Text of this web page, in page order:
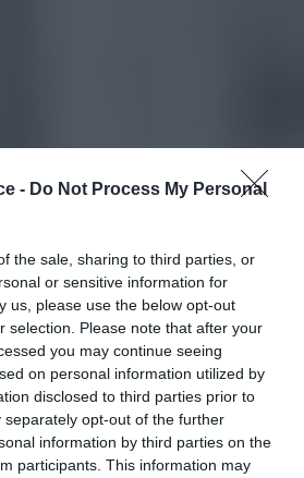
- Do Not Process My Personal
the sale, sharing to third parties, or
or sensitive information for
us, please use the below opt-out
selection. Please note that after your
you may continue seeing
on personal information utilized by
disclosed to third parties prior to
separately opt-out of the further
information by third parties on the
participants. This information may